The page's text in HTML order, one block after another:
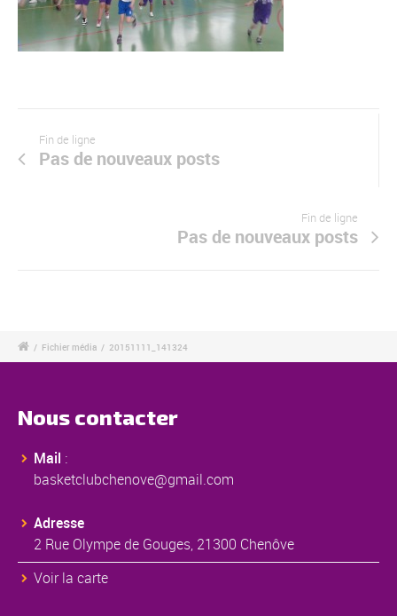
Fin de ligne
Pas de nouveaux posts
Fin de ligne
Pas de nouveaux posts
/ Fichier média / 20151111_141324
Nous contacter
Mail :
basketclubchenove@gmail.com
Adresse
2 Rue Olympe de Gouges, 21300 Chenôve
Voir la carte